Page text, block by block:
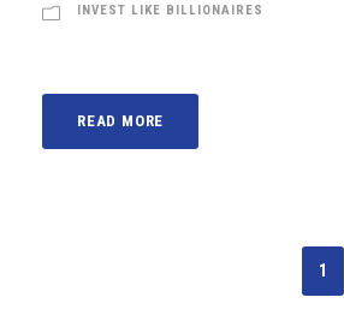
INVEST LIKE BILLIONAIRES
READ MORE
1